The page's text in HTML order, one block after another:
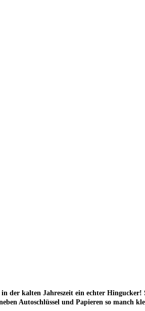
der kalten Jahreszeit ein echter
Autoschlüssel und Papieren so manch